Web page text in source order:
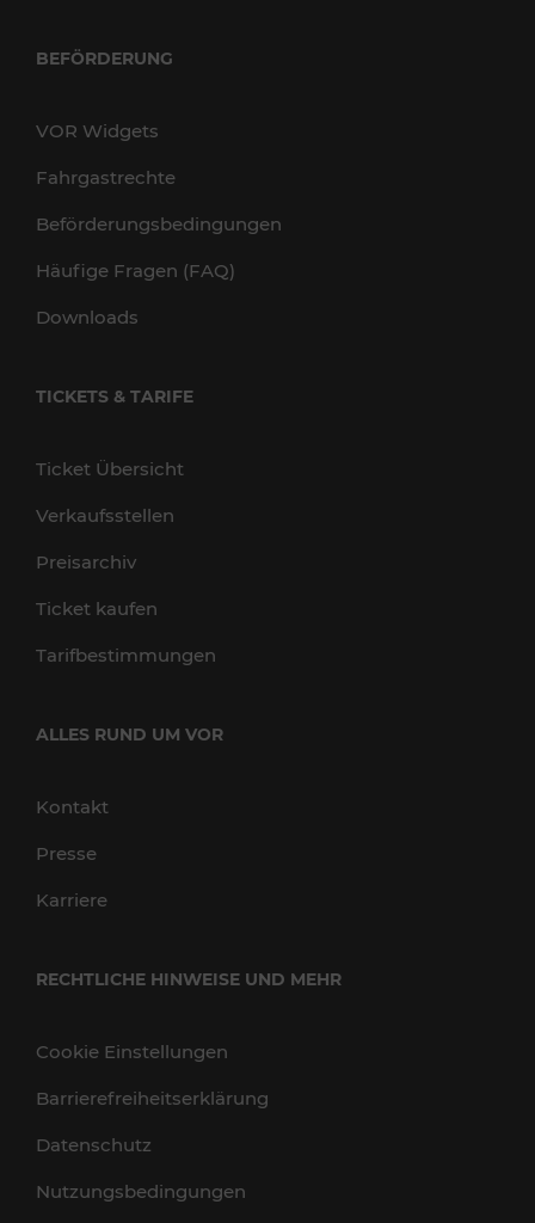
BEFÖRDERUNG
VOR Widgets
Fahrgastrechte
Beförderungsbedingungen
Häufige Fragen (FAQ)
Downloads
TICKETS & TARIFE
Ticket Übersicht
Verkaufsstellen
Preisarchiv
Ticket kaufen
Tarifbestimmungen
ALLES RUND UM VOR
Kontakt
Presse
Karriere
RECHTLICHE HINWEISE UND MEHR
Cookie Einstellungen
Barrierefreiheitserklärung
Datenschutz
Nutzungsbedingungen